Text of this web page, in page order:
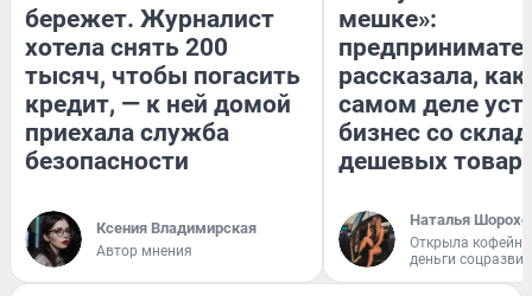
бережет. Журналист
хотела снять 200
тысяч, чтобы погасить
кредит, — к ней домой
приехала служба
безопасности
Ксения Владимирская
Автор мнения
мешке»:
рассказала, как
самом деле
бизнес со
дешевых
Наталья
Открыла
деньги